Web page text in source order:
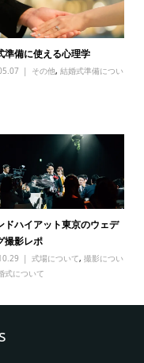
準備に使える心理学
その他,結婚式準備につい
ドハイアット東京のウェデ
撮影レポ
式場について,撮影につい
式について